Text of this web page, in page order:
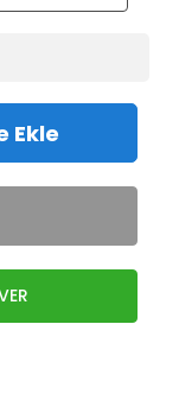
Ekle